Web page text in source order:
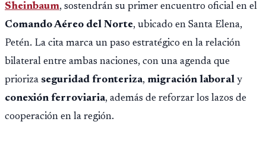
Sheinbaum, sostendrán su primer encuentro oficial en el
Comando Aéreo del Norte, ubicado en Santa Elena,
Petén. La cita marca un paso estratégico en la relación
bilateral entre ambas naciones, con una agenda que
prioriza seguridad fronteriza, migración laboral y
conexión ferroviaria, además de reforzar los lazos de
cooperación en la región.